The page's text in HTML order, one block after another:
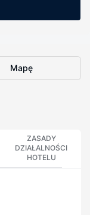
Mapę
ZASADY
DZIAŁALNOŚCI
HOTELU